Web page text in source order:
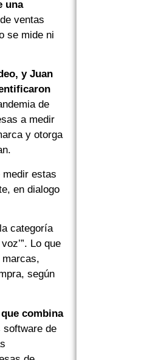
una
ventas
se mide ni
y Juan
de
a medir
y otorga
medir estas
en dialogo
categoría
Lo que
marcas,
según
combina
software de